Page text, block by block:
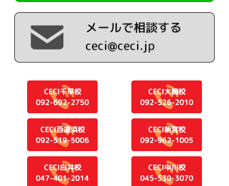
CECI千早校
092-692-2750
CECI大楠校
092-526-2010
CECI百道浜校
092-519-5006
CECI新宮校
092-962-1005
CECI白井校
047-401-2014
CECI中川校
045-530-3070